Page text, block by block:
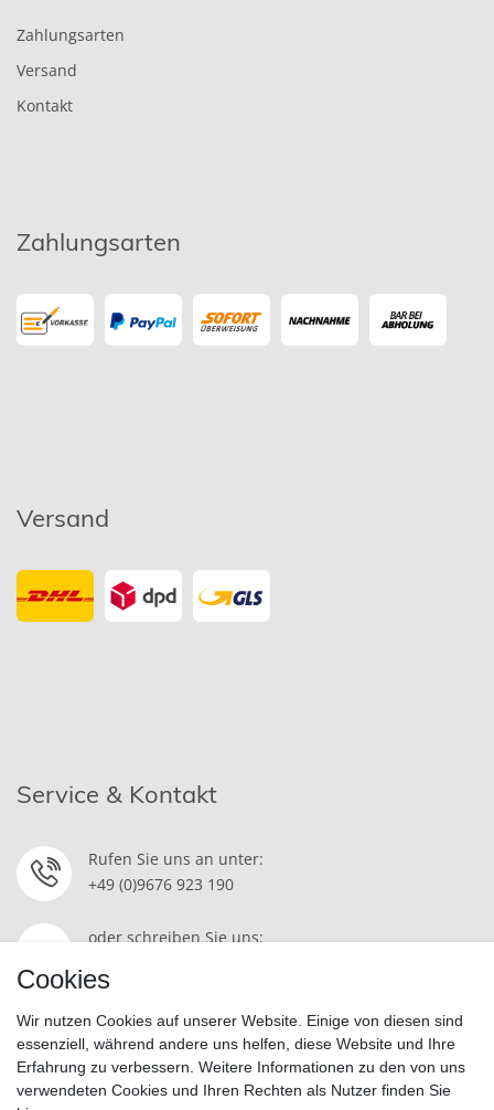
Zahlungsarten
Versand
Kontakt
Zahlungsarten
Versand
Service & Kontakt
Rufen Sie uns an unter:
+49 (0)9676 923 190
oder schreiben Sie uns:
Widerrufsrecht | Datenschutzerklärung | AGB | Impressum
Cookies
Wir nutzen Cookies auf unserer Website. Einige von diesen sind
essenziell, während andere uns helfen, diese Website und Ihre
Erfahrung zu verbessern. Weitere Informationen zu den von uns
verwendeten Cookies und Ihren Rechten als Nutzer finden Sie